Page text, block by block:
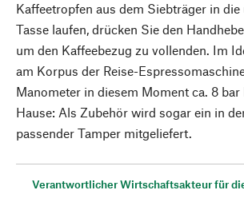
Kaffeetropfen aus dem Siebträger in
Tasse laufen, drücken Sie den
um den Kaffeebezug zu vollenden. Im
am Korpus der Reise-
Manometer in diesem Moment ca. 8
Hause: Als Zubehör wird sogar ein in
passender Tamper mitgeliefert.
Verantwortlicher Wirtschaftsakteur für